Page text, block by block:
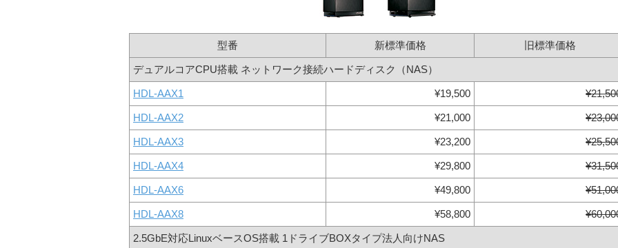
型番 新標準価格 旧標準価格
デュアルコアCPU搭載 ネットワーク接続ハードディスク（NAS）
HDL-AAX1 ¥19,500
HDL-AAX2 ¥21,000
HDL-AAX3 ¥23,200
HDL-AAX4 ¥29,800
HDL-AAX6 ¥49,800
HDL-AAX8 ¥58,800
2.5GbE対応LinuxベースOS搭載 1ドライブBOXタイプ法人向けNAS